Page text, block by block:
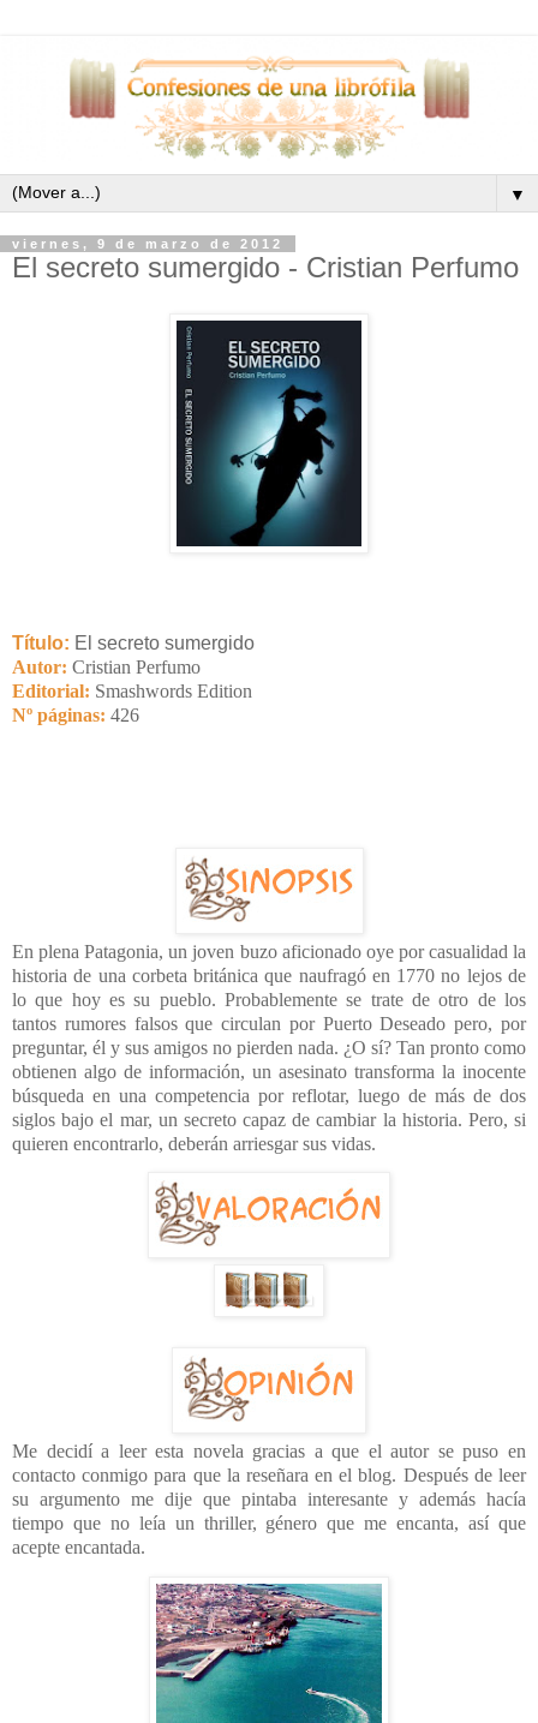
▼
viernes, 9 de marzo de 2012
El secreto sumergido - Cristian Perfumo
Título: El secreto sumergido
Autor: Cristian Perfumo
Editorial: Smashwords Edition
Nº páginas: 426
En plena Patagonia, un joven buzo aficionado oye por casualidad la
historia de una corbeta británica que naufragó en 1770 no lejos de
lo que hoy es su pueblo. Probablemente se trate de otro de los
tantos rumores falsos que circulan por Puerto Deseado pero, por
preguntar, él y sus amigos no pierden nada. ¿O sí? Tan pronto como
obtienen algo de información, un asesinato transforma la inocente
búsqueda en una competencia por reflotar, luego de más de dos
siglos bajo el mar, un secreto capaz de cambiar la historia. Pero, si
quieren encontrarlo, deberán arriesgar sus vidas.
Me decidí a leer esta novela gracias a que el autor se puso en
contacto conmigo para que la reseñara en el blog. Después de leer
su argumento me dije que pintaba interesante y además hacía
tiempo que no leía un thriller, género que me encanta, así que
acepte encantada.